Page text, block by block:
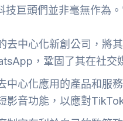
巨頭們並非毫無作為
去中心化新創公司，將
，鞏固了其在社交
中心化應用的產品和服
影音功能，以應對